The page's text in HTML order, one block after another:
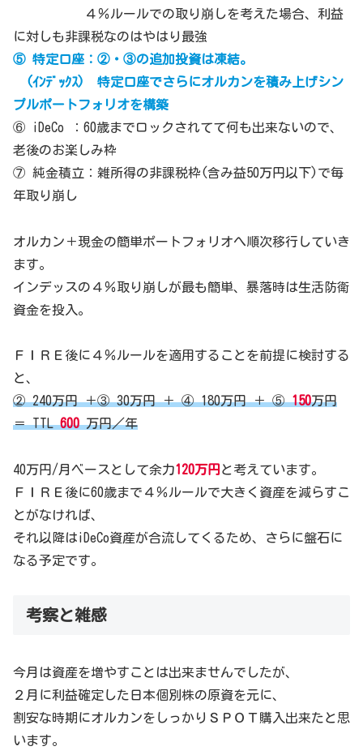
４％ルールでの取り崩しを考えた場合、利益
に対しも非課税なのはやはり最強
⑤ 特定口座：②・③の追加投資は凍結。
(ｲﾝﾃﾞｯｸｽ) 特定口座でさらにオルカンを積み上げシン
プルポートフォリオを構築
⑥ iDeCo ：60歳までロックされてて何も出来ないので、
老後のお楽しみ枠
⑦ 純金積立：雑所得の非課税枠(含み益50万円以下)で毎
年取り崩し
オルカン＋現金の簡単ポートフォリオへ順次移行していき
ます。
インデッスの４％取り崩しが最も簡単、暴落時は生活防衛
資金を投入。
ＦＩＲＥ後に４％ルールを適用することを前提に検討する
と、
② 240万円 ＋③ 30万円 ＋ ④ 180万円 ＋ ⑤150万円
＝ TTL600万円／年
40万円/月ベースとして余力120万円 と考えています。
ＦＩＲＥ後に60歳まで４％ルールで大きく資産を減らすこ
とがなければ、
それ以降はiDeCo資産が合流してくるため、さらに盤石に
なる予定です。
考察と雑感
今月は資産を増やすことは出来ませんでしたが、
２月に利益確定した日本個別株の原資を元に、
割安な時期にオルカンをしっかりＳＰＯＴ購入出来たと思
います。